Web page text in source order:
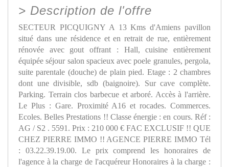
> Description de l'offre
SECTEUR PICQUIGNY A 13 Kms d'Amiens pavillon
situé dans une résidence et en retrait de rue, entièrement
rénovée avec gout offrant : Hall, cuisine entièrement
équipée séjour salon spacieux avec poele granules, pergola,
suite parentale (douche) de plain pied. Etage : 2 chambres
dont une divisible, sdb (baignoire). Sur cave complète.
Parking. Terrain clos barbecue et arboré. Accès à l'arrière.
Le Plus : Gare. Proximité A16 et rocades. Commerces.
Ecoles. Belles Prestations !! Classe énergie : en cours. Réf :
AG / S2 . 5591. Prix : 210 000 € FAC EXCLUSIF !! QUE
CHEZ PIERRE IMMO !! AGENCE PIERRE IMMO Tél
: 03.22.39.19.00. Le prix comprend les honoraires de
l'agence à la charge de l'acquéreur Honoraires à la charge :